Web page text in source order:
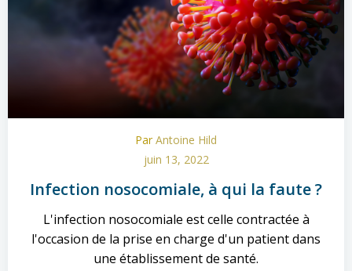
Par Antoine Hild
juin 13, 2022
Infection nosocomiale, à qui la faute ?
L'infection nosocomiale est celle contractée à
l'occasion de la prise en charge d'un patient dans
une établissement de santé.